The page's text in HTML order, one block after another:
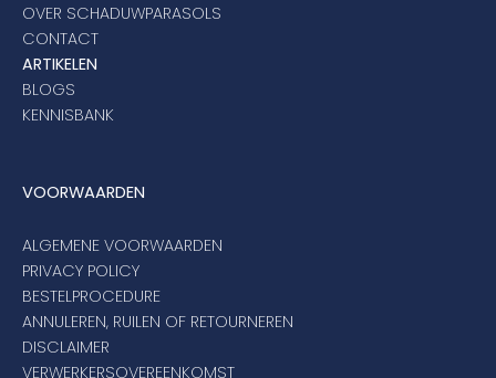
OVER SCHADUWPARASOLS
CONTACT
ARTIKELEN
BLOGS
KENNISBANK
VOORWAARDEN
ALGEMENE VOORWAARDEN
PRIVACY POLICY
BESTELPROCEDURE
ANNULEREN, RUILEN OF RETOURNEREN
DISCLAIMER
VERWERKERSOVEREENKOMST